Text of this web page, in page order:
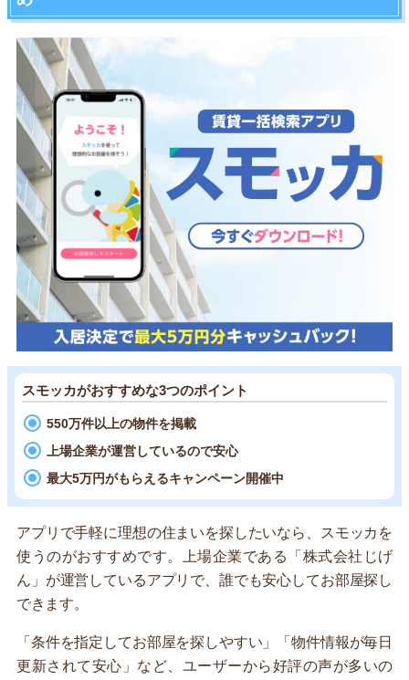
スモッカがおすすめな3つのポイント
550万件以上の物件を掲載
上場企業が運営しているので安心
最大5万円がもらえるキャンペーン開催中
アプリで手軽に理想の住まいを探したいなら、スモッカを
使うのがおすすめです。上場企業である「株式会社じげ
ん」が運営しているアプリで、誰でも安心してお部屋探し
できます。
「条件を指定してお部屋を探しやすい」「物件情報が毎日
更新されて安心」など、ユーザーから好評の声が多いの